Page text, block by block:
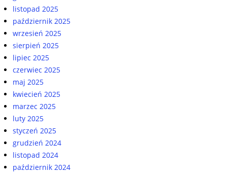
listopad 2025
październik 2025
wrzesień 2025
sierpień 2025
lipiec 2025
czerwiec 2025
maj 2025
kwiecień 2025
marzec 2025
luty 2025
styczeń 2025
grudzień 2024
listopad 2024
październik 2024